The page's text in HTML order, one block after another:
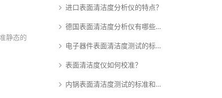
静态的
进口表面清洁度分析仪的特点？
德国表面清洁度分析仪有哪些优点？
电子器件表面清洁度测试的标准和原理是什么？
表面清洁度仪如何校准？
内锅表面清洁度测试的标准和原理是什么？